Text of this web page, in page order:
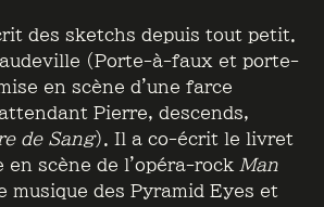
des sketchs depuis tout petit.
(Porte-à-faux et porte-
en scène d’une farce
Pierre, descends,
de Sang). Il a co-écrit le livret
en scène de l’opéra-rock Man
musique des Pyramid Eyes et